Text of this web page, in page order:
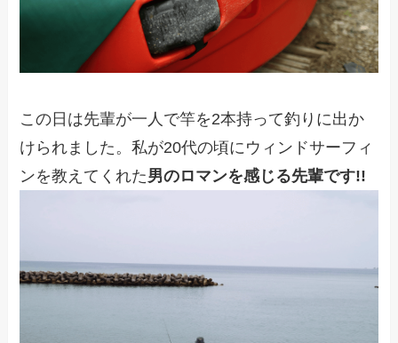
この日は先輩が一人で竿を2本持って釣りに出か
けられました。私が20代の頃にウィンドサーフィ
ンを教えてくれた男のロマンを感じる先輩です!!